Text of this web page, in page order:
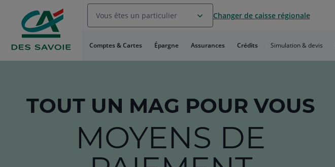
au
Menu
Aller au
Contenu
page
Vous êtes un particulier Changer de caisse régionale
Comptes & Cartes Épargne Assurances Crédits Simulation & devis
TOUT UN MAG POUR VOUS
MOYENS DE